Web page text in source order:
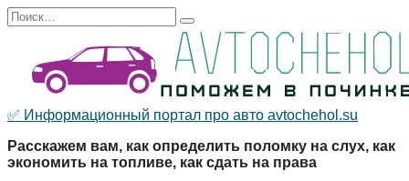
Перейти
к
содержанию
Search
for:
✅ Информационный портал про авто avtochehol.su
Расскажем вам, как определить поломку на слух, как
экономить на топливе, как сдать на права